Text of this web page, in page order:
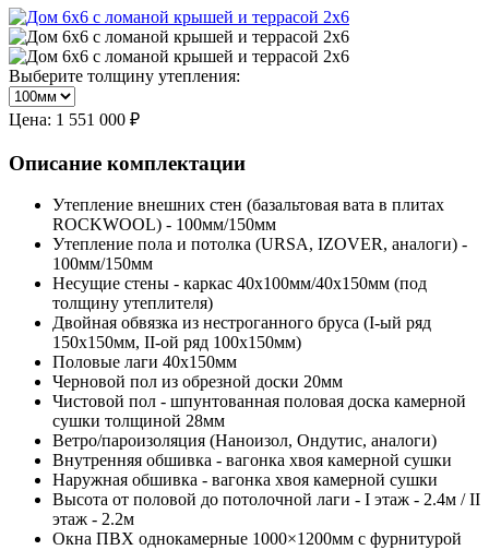
Выберите толщину утепления:
Цена: 1 551 000 ₽
Описание комплектации
Утепление внешних стен (базальтовая вата в плитах
ROCKWOOL) - 100мм/150мм
Утепление пола и потолка (URSA, IZOVER, аналоги) -
100мм/150мм
Несущие стены - каркас 40х100мм/40х150мм (под
толщину утеплителя)
Двойная обвязка из нестроганного бруса (I-ый ряд
150х150мм, II-ой ряд 100х150мм)
Половые лаги 40х150мм
Черновой пол из обрезной доски 20мм
Чистовой пол - шпунтованная половая доска камерной
сушки толщиной 28мм
Ветро/пароизоляция (Наноизол, Ондутис, аналоги)
Внутренняя обшивка - вагонка хвоя камерной сушки
Наружная обшивка - вагонка хвоя камерной сушки
Высота от половой до потолочной лаги - I этаж - 2.4м / II
этаж - 2.2м
Окна ПВХ однокамерные 1000×1200мм с фурнитурой